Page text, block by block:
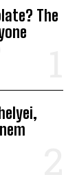
The